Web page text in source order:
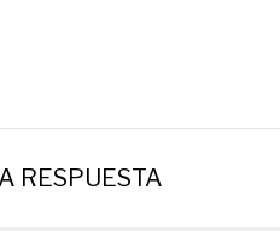
RESPUESTA